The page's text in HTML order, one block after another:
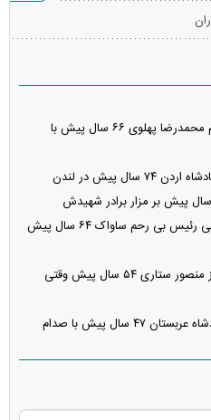
خطا
عکس/ چهره خاص ثریا همسر دوم محمدرضا پهلوی ۶۶ سال پیش با
پیش در لندن
عکس/ چهره عجیب منوچهر هاشمی رئیس بی رحم ساواک ۶۴ سال پیش
عکس/ چهره جوان و دیده نشده از منصور ستاری ۵۴ سال پیش وقتی
پیش با صدام